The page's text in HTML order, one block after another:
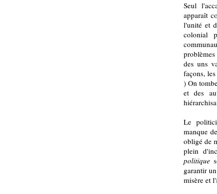
Seul
apparaît
l'unité et
colonial
des uns
façons,
) On
et des
Le
manque
obligé de
plein
politique
garantir
misère et